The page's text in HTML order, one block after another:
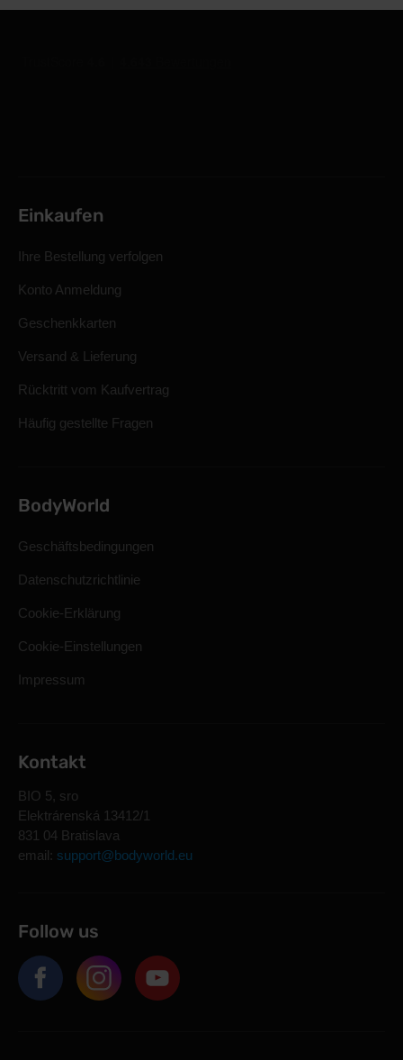
Einkaufen
Ihre Bestellung verfolgen
Konto Anmeldung
Geschenkkarten
Versand & Lieferung
Rücktritt vom Kaufvertrag
Häufig gestellte Fragen
BodyWorld
Geschäftsbedingungen
Datenschutzrichtlinie
Cookie-Erklärung
Cookie-Einstellungen
Impressum
Kontakt
BIO 5, sro
Elektrárenská 13412/1
831 04 Bratislava
email: support@bodyworld.eu
Follow us